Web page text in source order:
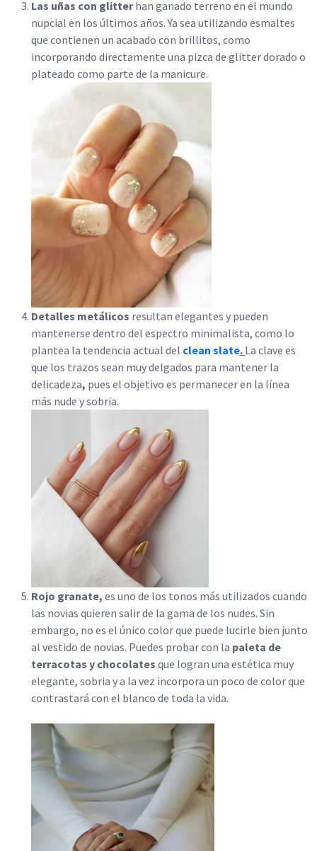
Las uñas con glitterhan ganado terreno en el mundo
nupcial en los últimos años. Ya sea utilizando esmaltes
que contienen un acabado con brillitos, como
incorporando directamente una pizca de glitter dorado o
plateado como parte de la manicure.
Detalles metálicos resultan elegantes y pueden
mantenerse dentro del espectro minimalista, como lo
plantea la tendencia actual del clean slate. La clave es
que los trazos sean muy delgados para mantener la
delicadeza, pues el objetivo es permanecer en la línea
más nude y sobria.
Rojo granate, es uno de los tonos más utilizados cuando
las novias quieren salir de la gama de los nudes. Sin
embargo, no es el único color que puede lucirle bien junto
al vestido de novias. Puedes probar con la paleta de
terracotas y chocolates que logran una estética muy
elegante, sobria y a la vez incorpora un poco de color que
contrastará con el blanco de toda la vida.